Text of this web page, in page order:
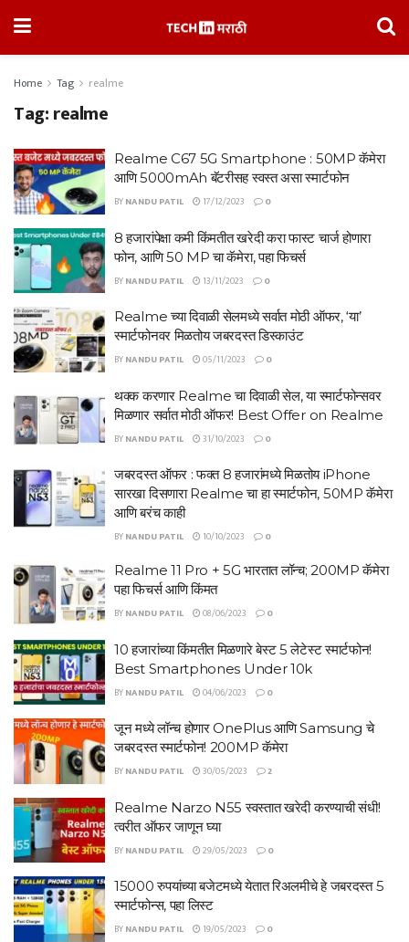
Home Tag realme
Tag:realme
Realme C67 5G Smartphone : 50MP कॅमेरा
आणि 5000mAh बॅटरीसह स्वस्त असा स्मार्टफोन
BYNANDU PATIL 17/12/2023 0
8 हजारांपेक्षा कमी किंमतीत खरेदी करा फास्ट चार्ज होणारा
फोन, आणि 50 MP चा कॅमेरा, पहा फिचर्स
BYNANDU PATIL 13/11/2023 0
Realme च्या दिवाळी सेलमध्ये सर्वात मोठी ऑफर, ‘या’
स्मार्टफोनवर मिळतोय जबरदस्त डिस्काउंट
BYNANDU PATIL 05/11/2023 0
थक्क करणार Realme चा दिवाळी सेल, या स्मार्टफोन्सवर
मिळणार सर्वात मोठी ऑफर! Best Offer on Realme
BYNANDU PATIL 31/10/2023 0
जबरदस्त ऑफर : फक्त 8 हजारांमध्ये मिळतोय iPhone
सारखा दिसणारा Realme चा हा स्मार्टफोन, 50MP कॅमेरा
आणि बरंच काही
BYNANDU PATIL 10/10/2023 0
Realme 11 Pro + 5G भारतात लॉन्च; 200MP कॅमेरा
पहा फिचर्स आणि किंमत
BYNANDU PATIL 08/06/2023 0
10 हजारांच्या किंमतीत मिळणारे बेस्ट 5 लेटेस्ट स्मार्टफोन!
Best Smartphones Under 10k
BYNANDU PATIL 04/06/2023 0
जून मध्ये लॉन्च होणार OnePlus आणि Samsung चे
जबरदस्त स्मार्टफोन! 200MP कॅमेरा
BYNANDU PATIL 30/05/2023 2
Realme Narzo N55 स्वस्तात खरेदी करण्याची संधी!
त्वरीत ऑफर जाणून घ्या
BYNANDU PATIL 29/05/2023 0
15000 रुपयांच्या बजेटमध्ये येतात रिअलमीचे हे जबरदस्त 5
स्मार्टफोन्स, पहा लिस्ट
BYNANDU PATIL 19/05/2023 0